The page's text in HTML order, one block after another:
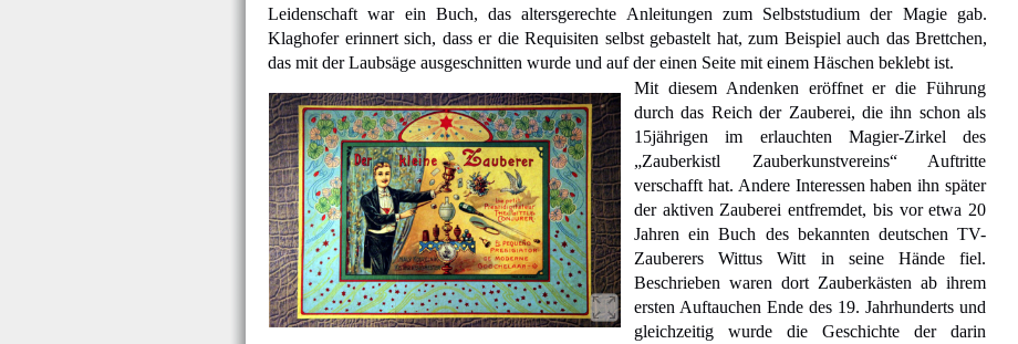
Leidenschaft war ein Buch, das altersgerechte Anleitungen zum Selbststudium der Magie gab.
Klaghofer erinnert sich, dass er die Requisiten selbst gebastelt hat, zum Beispiel auch das Brettchen,
das mit der Laubsäge ausgeschnitten wurde und auf der einen Seite mit einem Häschen beklebt ist.
Mit diesem Andenken eröffnet er die Führung
durch das Reich der Zauberei, die ihn schon als
15jährigen im erlauchten Magier-Zirkel des
„Zauberkistl Zauberkunstvereins“ Auftritte
verschafft hat. Andere Interessen haben ihn später
der aktiven Zauberei entfremdet, bis vor etwa 20
Jahren ein Buch des bekannten deutschen TV-
Zauberers Wittus Witt in seine Hände fiel.
Beschrieben waren dort Zauberkästen ab ihrem
ersten Auftauchen Ende des 19. Jahrhunderts und
gleichzeitig wurde die Geschichte der darin